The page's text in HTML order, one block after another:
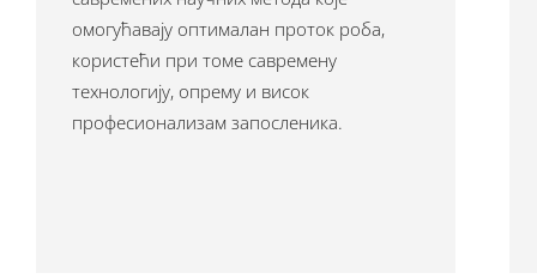
омогућавају оптималан проток роба,
користећи при томе савремену
технологију, опрему и висок
професионализам запосленика.